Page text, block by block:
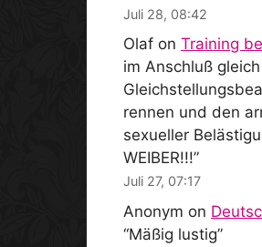
Juli 28, 08:42
Olaf on Training
im Anschluß
rennen und den
sexueller
WEIBER!!!”
Juli 27, 07:17
Anonym on
“Mäßig lustig”